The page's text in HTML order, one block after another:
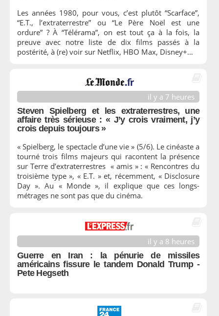
Les années 1980, pour vous, c’est plutôt “Scarface”,
“E.T., l’extraterrestre” ou “Le Père Noël est une
ordure” ? À “Télérama”, on est tout ça à la fois, la
preuve avec notre liste de dix films passés à la
postérité, à (re) voir sur Netflix, HBO Max, Disney+…
il y a 7 heures
Steven Spielberg et les extraterrestres, une
affaire très sérieuse : « J’y crois vraiment, j’y
crois depuis toujours »
« Spielberg, le spectacle d’une vie » (5/6). Le cinéaste a
tourné trois films majeurs qui racontent la présence
sur Terre d’extraterrestres « amis » : « Rencontres du
troisième type », « E.T. » et, récemment, « Disclosure
Day ». Au « Monde », il explique que ces longs-
métrages ne sont pas que du cinéma.
il y a 8 heures
Guerre en Iran : la pénurie de missiles
américains fissure le tandem Donald Trump -
Pete Hegseth